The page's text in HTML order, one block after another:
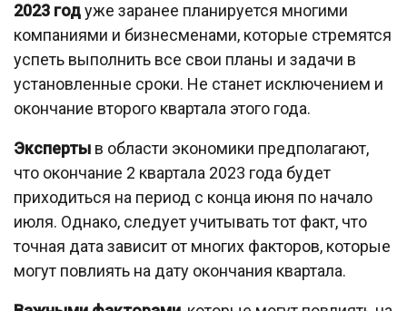
2023 годуже заранее планируется многими
компаниями и бизнесменами, которые стремятся
успеть выполнить все свои планы и задачи в
установленные сроки. Не станет исключением и
окончание второго квартала этого года.
Эксперты в области экономики предполагают,
что окончание 2 квартала 2023 года будет
приходиться на период с конца июня по начало
июля. Однако, следует учитывать тот факт, что
точная дата зависит от многих факторов, которые
могут повлиять на дату окончания квартала.